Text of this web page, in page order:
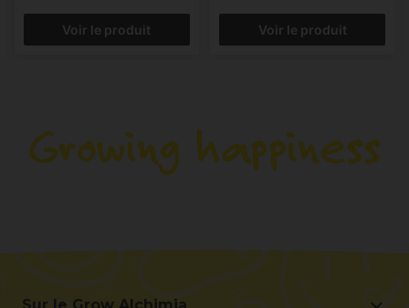
Voir le produit Voir le produit